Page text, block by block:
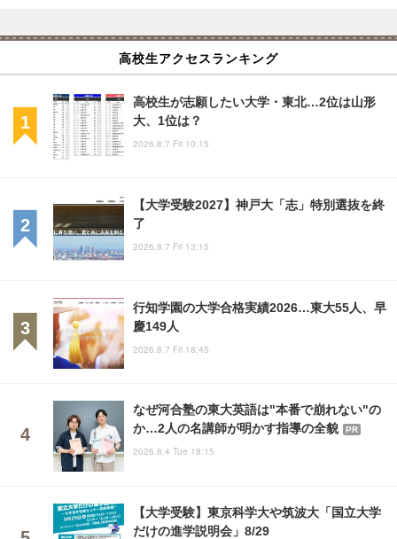
高校生アクセスランキング
高校生が志願したい大学・東北…2位は山形
大、1位は？
2026.8.7 Fri 10:15
【大学受験2027】神戸大「志」特別選抜を終
了
2026.8.7 Fri 13:15
行知学園の大学合格実績2026…東大55人、早
慶149人
2026.8.7 Fri 18:45
なぜ河合塾の東大英語は"本番で崩れない"の
か…2人の名講師が明かす指導の全貌
PR
2026.8.4 Tue 18:15
【大学受験】東京科学大や筑波大「国立大学
だけの進学説明会」8/29